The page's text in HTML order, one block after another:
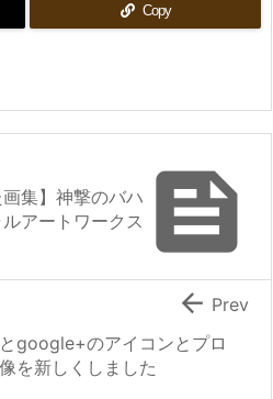
Copy

画集】神撃のバハ
アートワークス
google+のアイコンとプロ
を新しくしました
 Prev